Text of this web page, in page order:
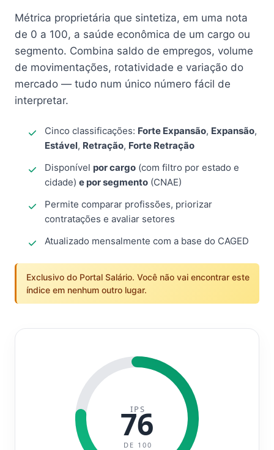
Métrica proprietária que sintetiza, em uma nota
de 0 a 100, a saúde econômica de um cargo ou
segmento. Combina saldo de empregos, volume
de movimentações, rotatividade e variação do
mercado — tudo num único número fácil de
interpretar.
Cinco classificações: Forte Expansão, Expansão,
Estável, Retração, Forte Retração
Disponível por cargo (com filtro por estado e
cidade) e por segmento (CNAE)
Permite comparar profissões, priorizar
contratações e avaliar setores
Atualizado mensalmente com a base do CAGED
Exclusivo do Portal Salário. Você não vai encontrar este
índice em nenhum outro lugar.
IPS
76
DE 100